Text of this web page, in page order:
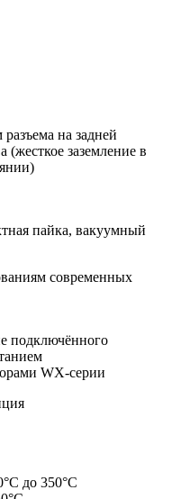
на задней
(жесткое заземление в
пайка, вакуумный
современных
подключённого
WX-серии
до 350°C